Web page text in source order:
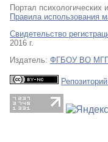
Портал психологических
Правила использования
Свидетельство
2016 г.
Издатель: ФГБОУ ВО